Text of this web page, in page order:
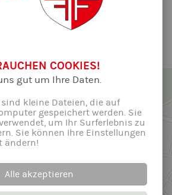
COOKIES!
gut um Ihre Daten.
sind kleine Dateien, die auf
gespeichert werden. Sie
um Ihr Surferlebnis zu
Sie können Ihre Einstellungen
ändern!
Alle akzeptieren